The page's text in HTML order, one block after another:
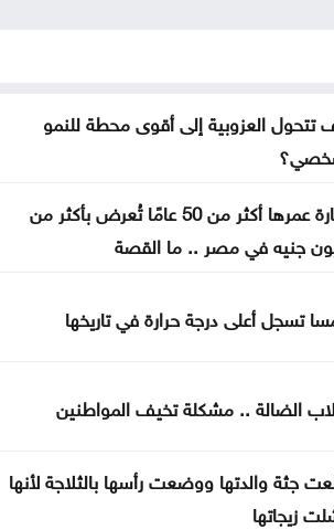
نشر وحدة من جيشها في غزة
سفينة رافعات بالعالم تمر عبر
الإرهابي الذي استهدف حافلة في
وأوكرانيا إلى تجنب استهداف
تؤكد سقوط قتلى وجرحى في هجوم
تتحول العزوبية إلى أقوى محطة للنمو
سيارة عمرها أكثر من 50 عامًا تُعرض بأكثر من
جنيه في مصر .. ما القصة
تسجل أعلى درجة حرارة في تاريخها
الضالة .. مشكلة تخيف المواطنين
جثة والدتها ووضعت رأسها بالثلاجة لأنها
زيجاتها